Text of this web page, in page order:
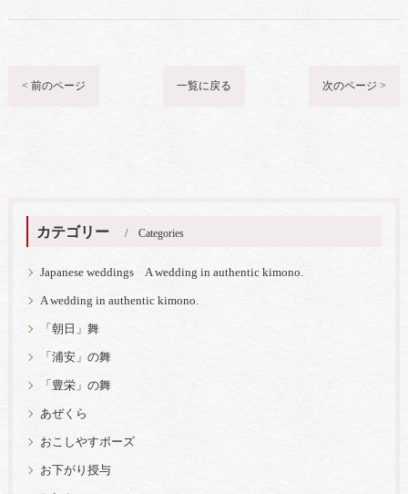
< 前のページ 一覧に戻る 次のページ >
カテゴリー Categories
Japanese weddings A wedding in authentic kimono.
A wedding in authentic kimono.
「朝日」舞
「浦安」の舞
「豊栄」の舞
あぜくら
おこしやすポーズ
お下がり授与